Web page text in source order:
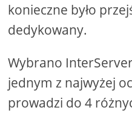
konieczne było
dedykowany.
Wybrano
jednym z najwyżej
prowadzi do 4